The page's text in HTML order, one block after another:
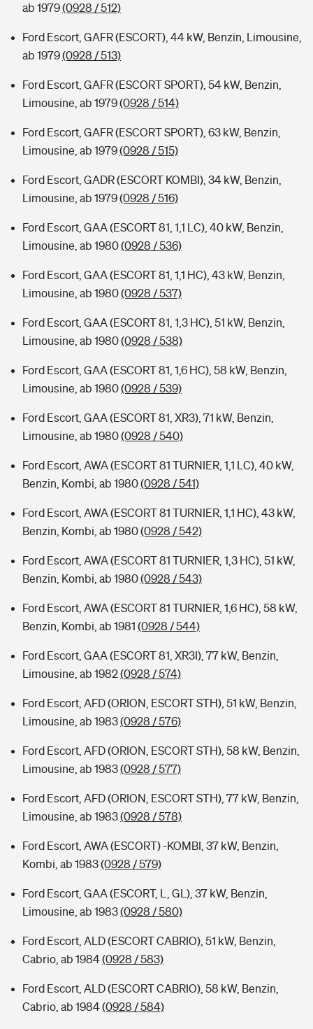
ab 1979(0928 / 512)
Ford Escort, GAFR (ESCORT), 44 kW, Benzin, Limousine,
ab 1979(0928 / 513)
Ford Escort, GAFR (ESCORT SPORT), 54 kW, Benzin,
Limousine, ab 1979(0928 / 514)
Ford Escort, GAFR (ESCORT SPORT), 63 kW, Benzin,
Limousine, ab 1979(0928 / 515)
Ford Escort, GADR (ESCORT KOMBI), 34 kW, Benzin,
Limousine, ab 1979(0928 / 516)
Ford Escort, GAA (ESCORT 81, 1,1 LC), 40 kW, Benzin,
Limousine, ab 1980(0928 / 536)
Ford Escort, GAA (ESCORT 81, 1,1 HC), 43 kW, Benzin,
Limousine, ab 1980(0928 / 537)
Ford Escort, GAA (ESCORT 81, 1,3 HC), 51 kW, Benzin,
Limousine, ab 1980(0928 / 538)
Ford Escort, GAA (ESCORT 81, 1,6 HC), 58 kW, Benzin,
Limousine, ab 1980(0928 / 539)
Ford Escort, GAA (ESCORT 81, XR3), 71 kW, Benzin,
Limousine, ab 1980(0928 / 540)
Ford Escort, AWA (ESCORT 81 TURNIER, 1,1 LC), 40 kW,
Benzin, Kombi, ab 1980(0928 / 541)
Ford Escort, AWA (ESCORT 81 TURNIER, 1,1 HC), 43 kW,
Benzin, Kombi, ab 1980(0928 / 542)
Ford Escort, AWA (ESCORT 81 TURNIER, 1,3 HC), 51 kW,
Benzin, Kombi, ab 1980(0928 / 543)
Ford Escort, AWA (ESCORT 81 TURNIER, 1,6 HC), 58 kW,
Benzin, Kombi, ab 1981 (0928 / 544)
Ford Escort, GAA (ESCORT 81, XR3I), 77 kW, Benzin,
Limousine, ab 1982(0928 / 574)
Ford Escort, AFD (ORION, ESCORT STH), 51 kW, Benzin,
Limousine, ab 1983(0928 / 576)
Ford Escort, AFD (ORION, ESCORT STH), 58 kW, Benzin,
Limousine, ab 1983(0928 / 577)
Ford Escort, AFD (ORION, ESCORT STH), 77 kW, Benzin,
Limousine, ab 1983(0928 / 578)
Ford Escort, AWA (ESCORT) -KOMBI, 37 kW, Benzin,
Kombi, ab 1983(0928 / 579)
Ford Escort, GAA (ESCORT, L, GL), 37 kW, Benzin,
Limousine, ab 1983(0928 / 580)
Ford Escort, ALD (ESCORT CABRIO), 51 kW, Benzin,
Cabrio, ab 1984(0928 / 583)
Ford Escort, ALD (ESCORT CABRIO), 58 kW, Benzin,
Cabrio, ab 1984(0928 / 584)